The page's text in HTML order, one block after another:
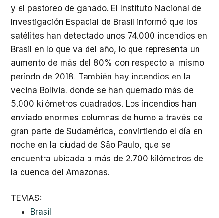
y el pastoreo de ganado. El Instituto Nacional de
Investigación Espacial de Brasil informó que los
satélites han detectado unos 74.000 incendios en
Brasil en lo que va del año, lo que representa un
aumento de más del 80% con respecto al mismo
período de 2018. También hay incendios en la
vecina Bolivia, donde se han quemado más de
5.000 kilómetros cuadrados. Los incendios han
enviado enormes columnas de humo a través de
gran parte de Sudamérica, convirtiendo el día en
noche en la ciudad de São Paulo, que se
encuentra ubicada a más de 2.700 kilómetros de
la cuenca del Amazonas.
TEMAS:
Brasil